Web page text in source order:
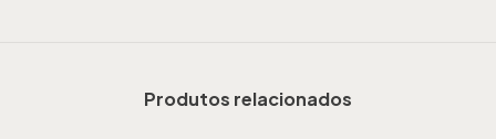
Produtos relacionados